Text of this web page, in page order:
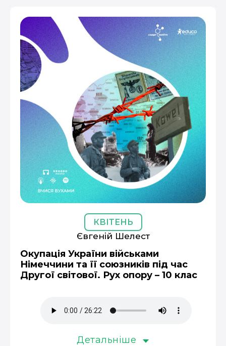
КВІТЕНЬ
Євгеній Шелест
Окупація України військами
Німеччини та її союзників під час
Другої світової. Рух опору – 10 клас
Детальніше